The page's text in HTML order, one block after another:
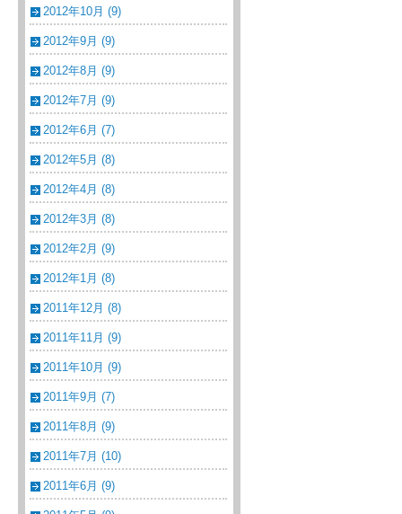
2012年10月 (9)
2012年9月 (9)
2012年8月 (9)
2012年7月 (9)
2012年6月 (7)
2012年5月 (8)
2012年4月 (8)
2012年3月 (8)
2012年2月 (9)
2012年1月 (8)
2011年12月 (8)
2011年11月 (9)
2011年10月 (9)
2011年9月 (7)
2011年8月 (9)
2011年7月 (10)
2011年6月 (9)